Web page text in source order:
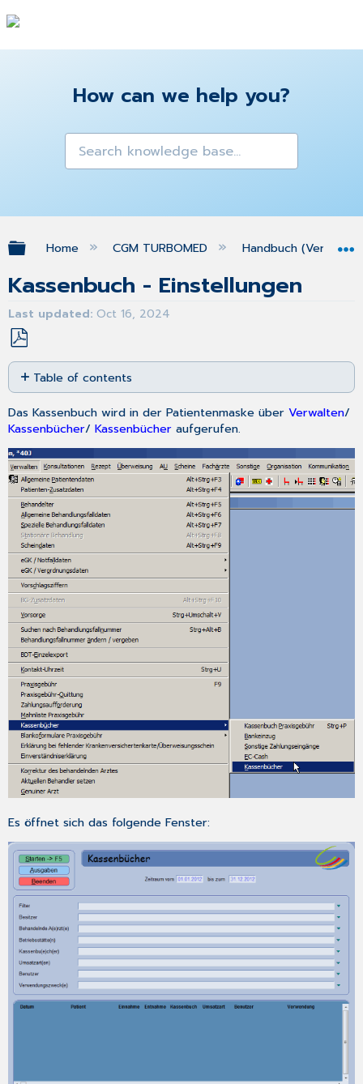
How can we help you?
Expand/collapse global hierarchy
Home CGM TURBOMED Handbuch (Version
Kassenbuch - Einstellungen
Last updated Oct 16, 2024
Save
as
PDF
Table of contents
No
headers
Das Kassenbuch wird in der Patientenmaske überVerwalten/
Kassenbücher/Kassenbücher aufgerufen.
Es öffnet sich das folgende Fenster: